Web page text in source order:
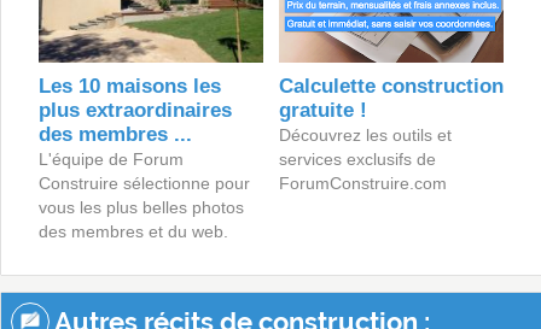
Les 10 maisons les
plus extraordinaires
des membres ...
L'équipe de Forum
Construire sélectionne pour
vous les plus belles photos
des membres et du web.
Calculette construction
gratuite !
Découvrez les outils et
services exclusifs de
ForumConstruire.com
Autres récits de construction :